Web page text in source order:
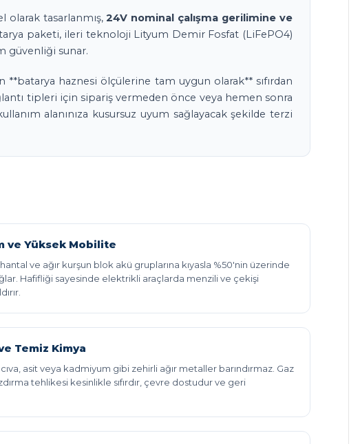
olarak tasarlanmış,24V nominal çalışma gerilimine ve
paketi, ileri teknoloji Lityum Demir Fosfat (LiFePO4)
güvenliği sunar.
haznesi ölçülerine tam uygun olarak** sıfırdan
tipleri için sipariş vermeden önce veya hemen sonra
alanınıza kusursuz uyum sağlayacak şekilde terzi
ve Yüksek Mobilite
ve ağır kurşun blok akü gruplarına kıyasla %50'nin üzerinde
Hafifliği sayesinde elektrikli araçlarda menzili ve çekişi
Temiz Kimya
asit veya kadmiyum gibi zehirli ağır metaller barındırmaz. Gaz
sızdırma tehlikesi kesinlikle sıfırdır, çevre dostudur ve geri